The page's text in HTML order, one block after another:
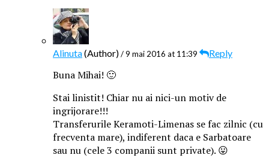
Alinuta(Author)/ 9 mai 2016 at 11:39 Reply
Buna Mihai! 🙂
Stai linistit! Chiar nu ai nici-un motiv de
ingrijorare!!!
Transferurile Keramoti-Limenas se fac zilnic (cu
frecventa mare), indiferent daca e Sarbatoare
sau nu (cele 3 companii sunt private). 😛